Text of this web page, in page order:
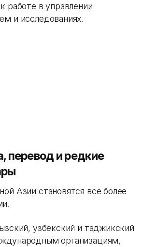
работе в управлении
и исследованиях.
перевод и редкие
Азии становятся все более
узбекский и таджикский
организациям,